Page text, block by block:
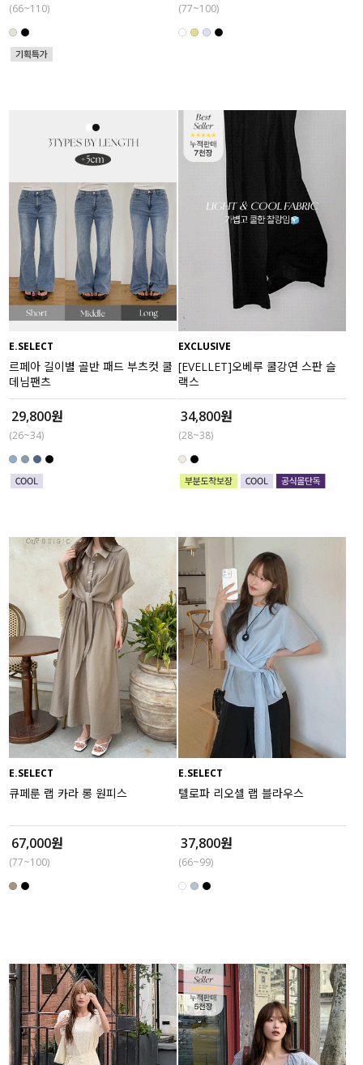
(66~110) (77~100)
E.SELECT
르페아 길이별 골반 패드 부츠컷 쿨
데님팬츠
29,800원
(26~34)
EXCLUSIVE
[EVELLET]오베루 쿨강연 스판 슬
랙스
34,800원
(28~38)
E.SELECT
큐페룬 랩 카라 롱 원피스
67,000원
(77~100)
E.SELECT
텔로파 리오셀 랩 블라우스
37,800원
(66~99)